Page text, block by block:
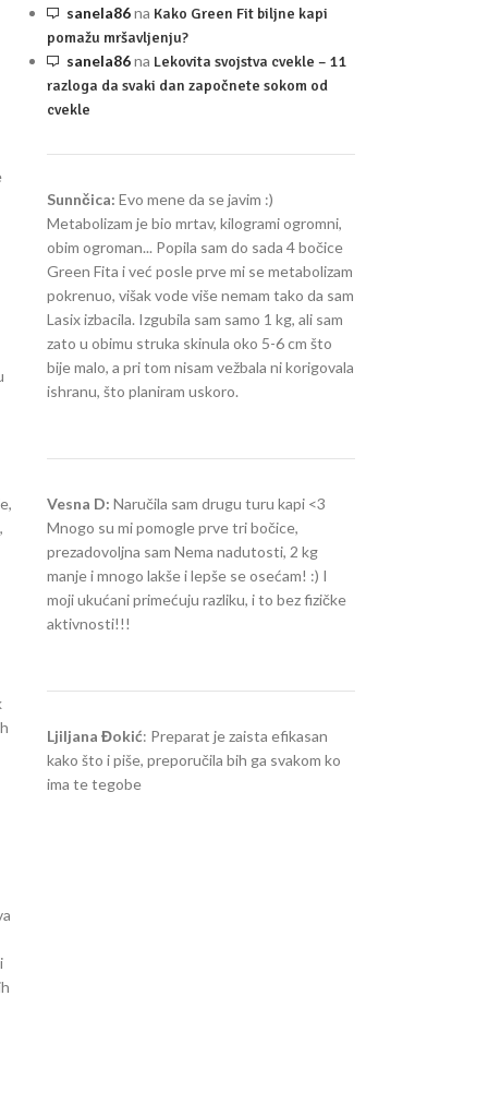
sanela86na Kako Green Fit biljne kapi
pomažu mršavljenju?
sanela86na Lekovita svojstva cvekle – 11
razloga da svaki dan započnete sokom od
cvekle
Sunnčica: Evo mene da se javim :)
Metabolizam je bio mrtav, kilogrami ogromni,
obim ogroman... Popila sam do sada 4 bočice
Green Fita i već posle prve mi se metabolizam
pokrenuo, višak vode više nemam tako da sam
Lasix izbacila. Izgubila sam samo 1 kg, ali sam
zato u obimu struka skinula oko 5-6 cm što
bije malo, a pri tom nisam vežbala ni korigovala
ishranu, što planiram uskoro.
Vesna D: Naručila sam drugu turu kapi <3
Mnogo su mi pomogle prve tri bočice,
prezadovoljna sam Nema nadutosti, 2 kg
manje i mnogo lakše i lepše se osećam! :) I
moji ukućani primećuju razliku, i to bez fizičke
aktivnosti!!!
Ljiljana Đokić: Preparat je zaista efikasan
kako što i piše, preporučila bih ga svakom ko
ima te tegobe